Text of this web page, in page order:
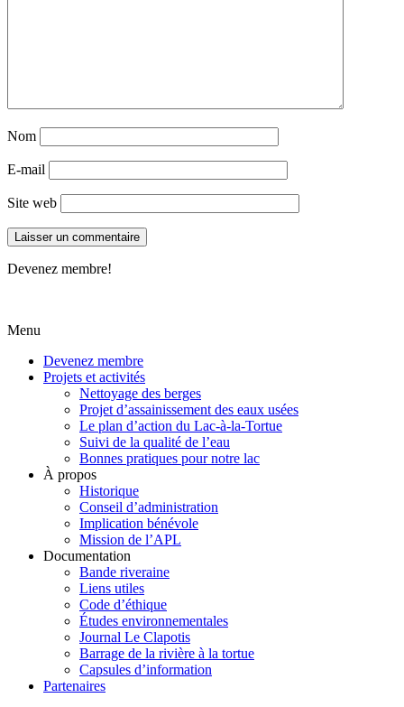
Nom
E-mail
Site web
Devenez membre!
Menu
Devenez membre
Projets et activités
Nettoyage des berges
Projet d’assainissement des eaux usées
Le plan d’action du Lac-à-la-Tortue
Suivi de la qualité de l’eau
Bonnes pratiques pour notre lac
À propos
Historique
Conseil d’administration
Implication bénévole
Mission de l’APL
Documentation
Bande riveraine
Liens utiles
Code d’éthique
Études environnementales
Journal Le Clapotis
Barrage de la rivière à la tortue
Capsules d’information
Partenaires